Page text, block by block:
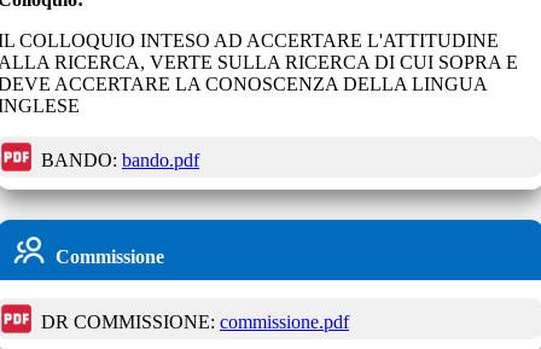
COLLOQUIO INTESO AD ACCERTARE L'ATTITUDINE
RICERCA, VERTE SULLA RICERCA DI CUI SOPRA E
ACCERTARE LA CONOSCENZA DELLA LINGUA
BANDO: bando.pdf
Commissione
DR COMMISSIONE: commissione.pdf